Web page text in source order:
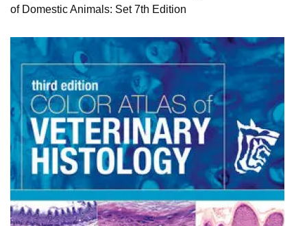
of Domestic Animals: Set 7th Edition